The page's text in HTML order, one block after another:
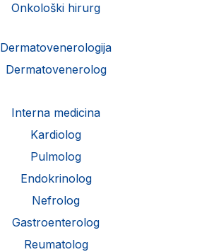
Onkološki hirurg
Dermatovenerologija
Dermatovenerolog
Interna medicina
Kardiolog
Pulmolog
Endokrinolog
Nefrolog
Gastroenterolog
Reumatolog